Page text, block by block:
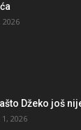
2026
Džeko još
2026